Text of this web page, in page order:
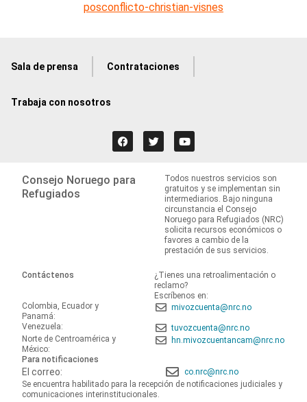
posconflicto-christian-visnes
Sala de prensa Contrataciones
Trabaja con nosotros
Consejo Noruego para
Refugiados
Todos nuestros servicios son
gratuitos y se implementan sin
intermediarios. Bajo ninguna
circunstancia el Consejo
Noruego para Refugiados (NRC)
solicita recursos económicos o
favores a cambio de la
prestación de sus servicios.
Contáctenos
¿Tienes una retroalimentación o
reclamo?
Escríbenos en:
Colombia, Ecuador y
Panamá:
mivozcuenta@nrc.no
Venezuela:
tuvozcuenta@nrc.no
Norte de Centroamérica y
México:
hn.mivozcuentancam@nrc.no
Para notificaciones
El correo:
co.nrc@nrc.no
Se encuentra habilitado para la recepción de notificaciones judiciales y
comunicaciones interinstitucionales.